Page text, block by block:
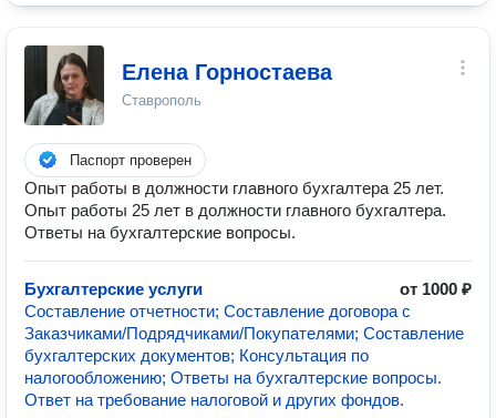
Елена Горностаева
Ставрополь
Паспорт проверен
Опыт работы в должности главного бухгалтера 25 лет.
Опыт работы 25 лет в должности главного бухгалтера.
Ответы на бухгалтерские вопросы.
Бухгалтерские услуги
от 1000 ₽
Составление отчетности; Составление договора с
Заказчиками/Подрядчиками/Покупателями; Составление
бухгалтерских документов; Консультация по
налогообложению; Ответы на бухгалтерские вопросы.
Ответ на требование налоговой и других фондов.